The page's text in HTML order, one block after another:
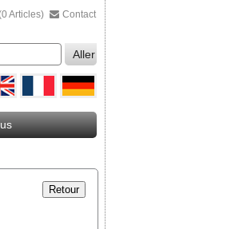
Articles) Contact
Aller
Retour